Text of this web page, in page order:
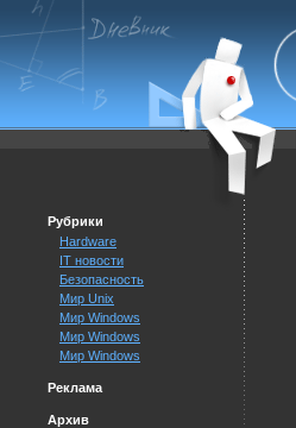
Рубрики
Hardware
IT новости
Безопасность
Мир Unix
Мир Windows
Мир Windows
Мир Windows
Реклама
Архив